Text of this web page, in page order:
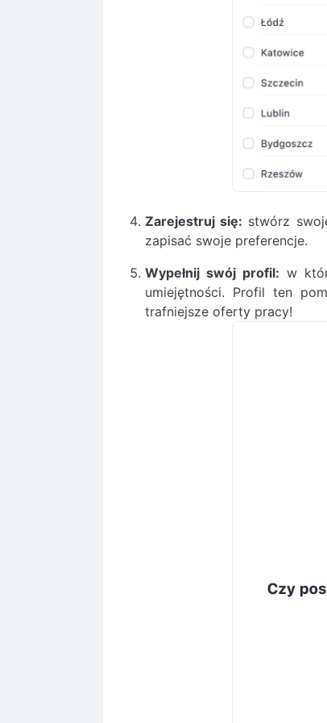
Zarejestruj się: stwórz
zapisać swoje preferencje.
Wypełnij swój profil: w
umiejętności. Profil ten
trafniejsze oferty pracy!